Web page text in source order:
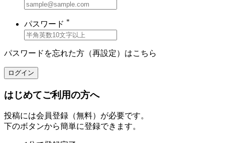
パスワード *
パスワードを忘れた方（再設定）はこちら
ログイン
はじめてご利用の方へ
投稿には会員登録（無料）が必要です。
下のボタンから簡単に登録できます。